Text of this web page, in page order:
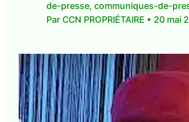
presse,La Une CMA• ParCCN
20 mai 2025